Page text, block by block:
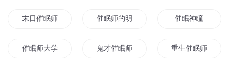
末日催眠师 催眠师的明天 催眠神瞳
催眠师大学生 鬼才催眠师 重生催眠师